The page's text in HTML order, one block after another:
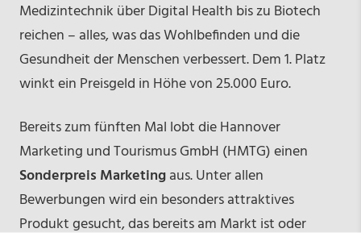
Medizintechnik über Digital Health bis zu Biotech
reichen – alles, was das Wohlbefinden und die
Gesundheit der Menschen verbessert. Dem 1. Platz
winkt ein Preisgeld in Höhe von 25.000 Euro.
Bereits zum fünften Mal lobt die Hannover
Marketing und Tourismus GmbH (HMTG) einen
Sonderpreis Marketingaus. Unter allen
Bewerbungen wird ein besonders attraktives
Produkt gesucht, das bereits am Markt ist oder